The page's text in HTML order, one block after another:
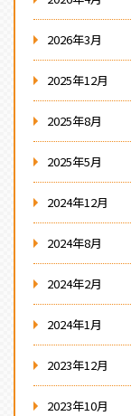
2026年3月
2025年12月
2025年8月
2025年5月
2024年12月
2024年8月
2024年2月
2024年1月
2023年12月
2023年10月